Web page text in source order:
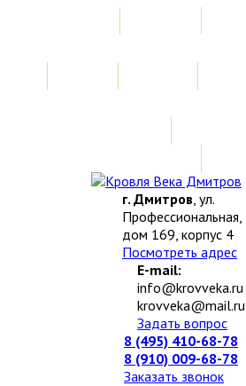
г. Дмитров, ул.
Профессиональная,
дом 169, корпус 4
Посмотреть адрес
E-mail:
info@krovveka.ru
krovveka@mail.ru
Задать вопрос
8 (495) 410-68-78
8 (910) 009-68-78
Заказать звонок